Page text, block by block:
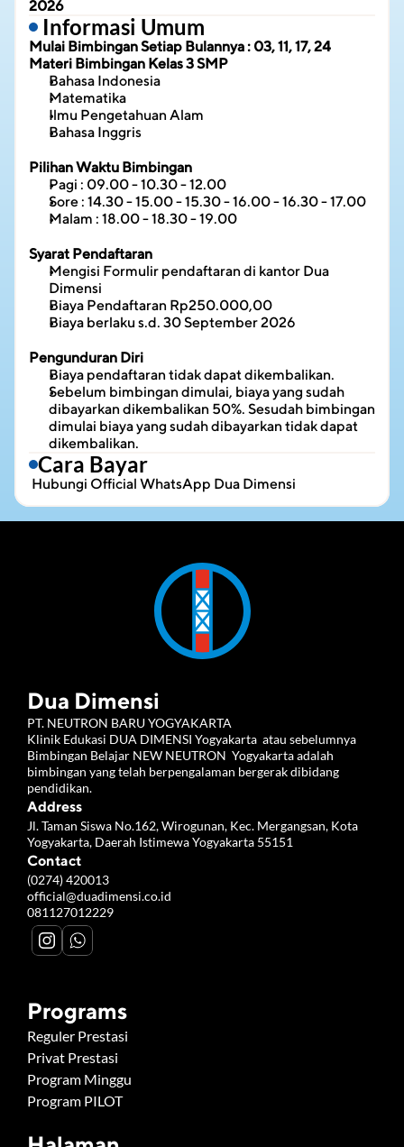
2026
Informasi Umum
Mulai Bimbingan Setiap Bulannya : 03, 11, 17, 24
Materi Bimbingan Kelas 3 SMP
Bahasa Indonesia
Matematika
Ilmu Pengetahuan Alam
Bahasa Inggris
Pilihan Waktu Bimbingan
Pagi : 09.00 - 10.30 - 12.00
Sore : 14.30 - 15.00 - 15.30 - 16.00 - 16.30 - 17.00
Malam : 18.00 - 18.30 - 19.00
Syarat Pendaftaran
Mengisi Formulir pendaftaran di kantor Dua
Dimensi
Biaya Pendaftaran Rp250.000,00
Biaya berlaku s.d. 30 September 2026
Pengunduran Diri
Biaya pendaftaran tidak dapat dikembalikan.
Sebelum bimbingan dimulai, biaya yang sudah
dibayarkan dikembalikan 50%. Sesudah bimbingan
dimulai biaya yang sudah dibayarkan tidak dapat
dikembalikan.
Cara Bayar
Hubungi Official WhatsApp Dua Dimensi
Dua Dimensi
PT. NEUTRON BARU YOGYAKARTA
Klinik Edukasi DUA DIMENSI Yogyakarta  atau sebelumnya
Bimbingan Belajar NEW NEUTRON  Yogyakarta adalah
bimbingan yang telah berpengalaman bergerak dibidang
pendidikan.
Address
Jl. Taman Siswa No.162, Wirogunan, Kec. Mergangsan, Kota
Yogyakarta, Daerah Istimewa Yogyakarta 55151
Contact
(0274) 420013
official@duadimensi.co.id
081127012229
Programs
Reguler Prestasi
Privat Prestasi
Program Minggu
Program PILOT